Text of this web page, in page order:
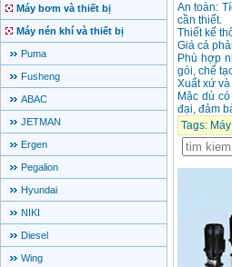
Máy bơm và thiết bị
Máy nén khí và thiết bị
Puma
Fusheng
ABAC
JETMAN
Ergen
Pegalion
Hyundai
NIKI
Diesel
Wing
An toàn:
cần thiết.
Thiết kế
Giá cả
Phù hợp
gói, chế
Xuất xứ
Mặc dù
đại, đảm
Tags: